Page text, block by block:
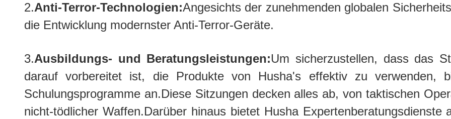
2.Anti-Terror-Technologien:Angesichts der zunehmenden globalen
die Entwicklung modernster Anti-Terror-Geräte.
3.Ausbildungs- und Beratungsleistungen:Um sicherzustellen, dass das
darauf vorbereitet ist, die Produkte von Husha's effektiv zu verwenden,
Schulungsprogramme an.Diese Sitzungen decken alles ab, von taktischen
nicht-tödlicher Waffen.Darüber hinaus bietet Husha